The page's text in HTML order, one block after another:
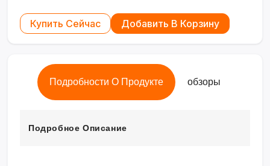
Купить Сейчас Добавить В Корзину
Подробности О Продукте обзоры
Подробное Описание